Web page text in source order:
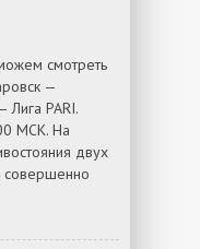
смотреть
—
PARI.
МСК. На
двух
совершенно